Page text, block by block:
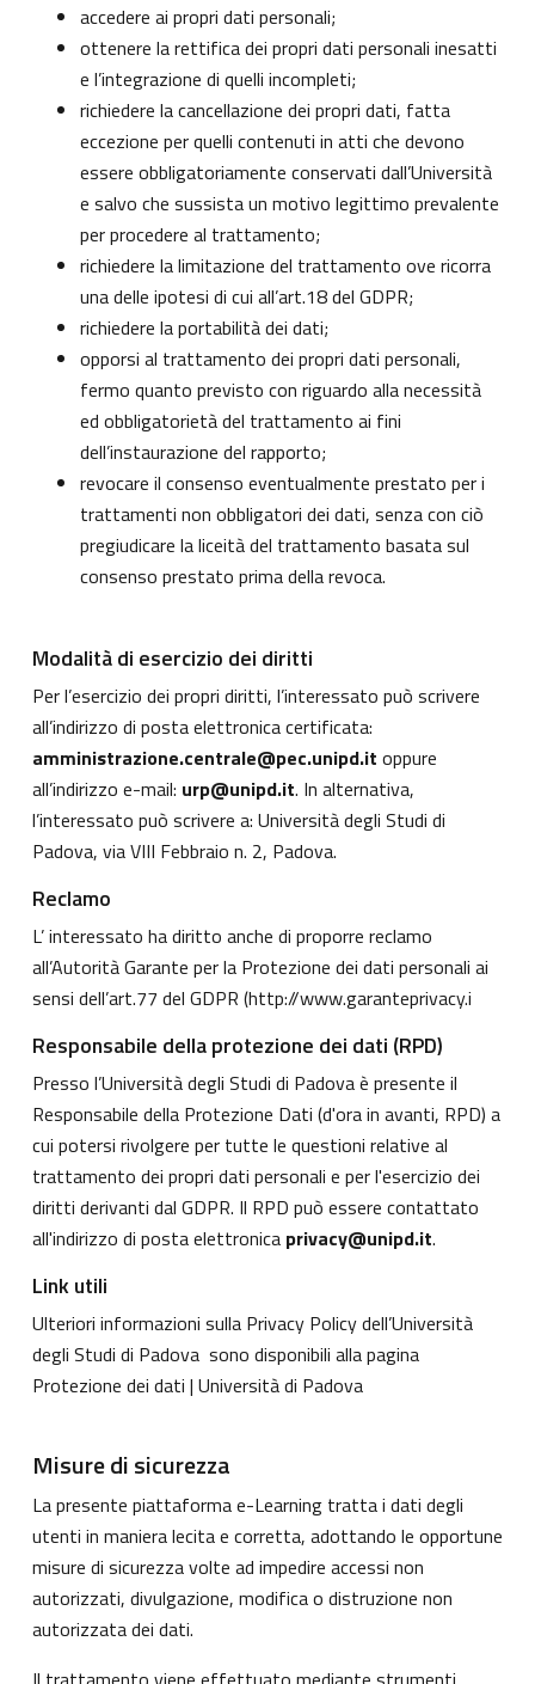
accedere ai propri dati personali;
ottenere la rettifica dei propri dati personali inesatti
e l’integrazione di quelli incompleti;
richiedere la cancellazione dei propri dati, fatta
eccezione per quelli contenuti in atti che devono
essere obbligatoriamente conservati dall’Università
e salvo che sussista un motivo legittimo prevalente
per procedere al trattamento;
richiedere la limitazione del trattamento ove ricorra
una delle ipotesi di cui all’art.18 del GDPR;
richiedere la portabilità dei dati;
opporsi al trattamento dei propri dati personali,
fermo quanto previsto con riguardo alla necessità
ed obbligatorietà del trattamento ai fini
dell’instaurazione del rapporto;
revocare il consenso eventualmente prestato per i
trattamenti non obbligatori dei dati, senza con ciò
pregiudicare la liceità del trattamento basata sul
consenso prestato prima della revoca.
Modalità di esercizio dei diritti
Per l’esercizio dei propri diritti, l’interessato può scrivere
all’indirizzo di posta elettronica certificata:
amministrazione.centrale@pec.unipd.it oppure
all’indirizzo e-mail: urp@unipd.it. In alternativa,
l’interessato può scrivere a: Università degli Studi di
Padova, via VIII Febbraio n. 2, Padova.
Reclamo
L’ interessato ha diritto anche di proporre reclamo
all’Autorità Garante per la Protezione dei dati personali ai
sensi dell’art.77 del GDPR (http://www.garanteprivacy.i
Responsabile della protezione dei dati (RPD)
Presso l’Università degli Studi di Padova è presente il
Responsabile della Protezione Dati (d'ora in avanti, RPD) a
cui potersi rivolgere per tutte le questioni relative al
trattamento dei propri dati personali e per l'esercizio dei
diritti derivanti dal GDPR. Il RPD può essere contattato
all'indirizzo di posta elettronica privacy@unipd.it.
Link utili
Ulteriori informazioni sulla Privacy Policy dell’Università
degli Studi di Padova sono disponibili alla pagina
Protezione dei dati | Università di Padova
Misure di sicurezza
La presente piattaforma e-Learning tratta i dati degli
utenti in maniera lecita e corretta, adottando le opportune
misure di sicurezza volte ad impedire accessi non
autorizzati, divulgazione, modifica o distruzione non
autorizzata dei dati.